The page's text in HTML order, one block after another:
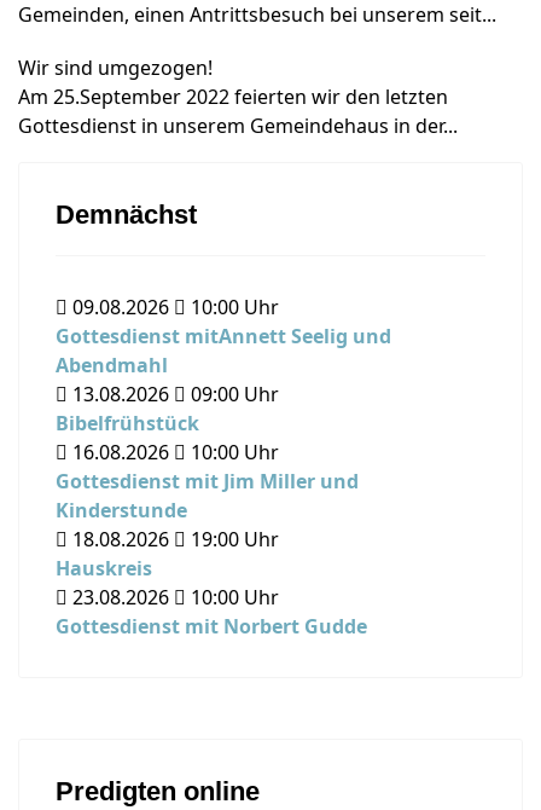
Gemeinden, einen Antrittsbesuch bei unserem seit...
Wir sind umgezogen!
Am 25.September 2022 feierten wir den letzten
Gottesdienst in unserem Gemeindehaus in der...
Demnächst
09.08.2026 10:00 Uhr
Gottesdienst mitAnnett Seelig und
Abendmahl
13.08.2026
09:00 Uhr
Bibelfrühstück
16.08.2026
10:00 Uhr
Gottesdienst mit Jim Miller und
Kinderstunde
18.08.2026
19:00 Uhr
Hauskreis
23.08.2026
10:00 Uhr
Gottesdienst mit Norbert Gudde
Predigten online